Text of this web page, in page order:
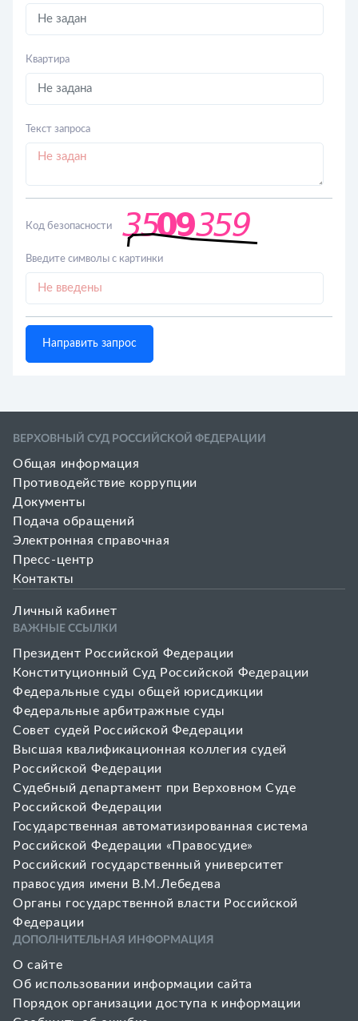
Квартира
Текст запроса
Код безопасности
Введите символы с картинки
Направить запрос
ВЕРХОВНЫЙ СУД РОССИЙСКОЙ ФЕДЕРАЦИИ
Общая информация
Противодействие коррупции
Документы
Подача обращений
Электронная справочная
Пресс-центр
Контакты
Личный кабинет
ВАЖНЫЕ ССЫЛКИ
Президент Российской Федерации
Конституционный Суд Российской Федерации
Федеральные суды общей юрисдикции
Федеральные арбитражные суды
Совет cудей Российской Федерации
Высшая квалификационная коллегия судей
Российской Федерации
Судебный департамент при Верховном Суде
Российской Федерации
Государственная автоматизированная система
Российской Федерации «Правосудие»
Pоссийский государственный университет
правосудия имени В.М.Лебедева
Органы государственной власти Российской
Федерации
ДОПОЛНИТЕЛЬНАЯ ИНФОРМАЦИЯ
О сайте
Об использовании информации сайта
Порядок организации доступа к информации